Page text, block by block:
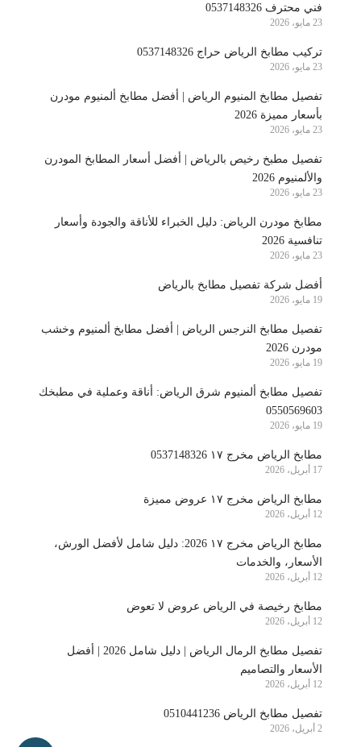
فني محترف 0537148326
23 مايو، 2026
تركيب مطابخ الرياض حراج 0537148326
23 مايو، 2026
تفصيل مطابخ المنيوم الرياض | أفضل مطابخ ألمنيوم مودرن
بأسعار مميزة 2026
23 مايو، 2026
تفصيل مطبخ رخيص بالرياض | أفضل أسعار المطابخ المودرن
والألمنيوم 2026
23 مايو، 2026
مطابخ مودرن الرياض: دليل الخبراء للأناقة والجودة وأسعار
تنافسية 2026
23 مايو، 2026
أفضل شركة تفصيل مطابخ بالرياض
19 مايو، 2026
تفصيل مطابخ النرجس الرياض | أفضل مطابخ ألمنيوم وخشب
مودرن 2026
19 مايو، 2026
تفصيل مطابخ ألمنيوم شرق الرياض: أناقة وعملية في مطبخك
0550569603
19 مايو، 2026
مطابخ الرياض مخرج ١٧ 0537148326
17 أبريل، 2026
مطابخ الرياض مخرج ١٧ عروض مميزة
12 أبريل، 2026
مطابخ الرياض مخرج ١٧ 2026: دليل شامل لأفضل الورش،
الأسعار، والخدمات
12 أبريل، 2026
مطابخ رخيصة في الرياض عروض لا تعوض
12 أبريل، 2026
تفصيل مطابخ الرمال الرياض | دليل شامل 2026 | أفضل
الأسعار والتصاميم
12 أبريل، 2026
تفصيل مطابخ الرياض 0510441236
2 أبريل، 2026